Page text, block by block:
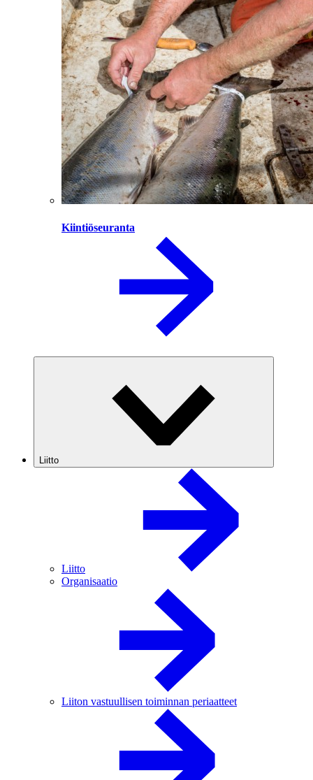
Kiintiöseuranta
Liitto
Liitto
Organisaatio
Liiton vastuullisen toiminnan periaatteet